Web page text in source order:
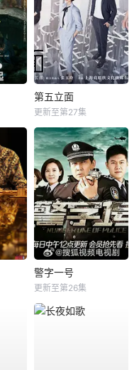
第五立面
更新至第27集
警字一号
更新至第26集